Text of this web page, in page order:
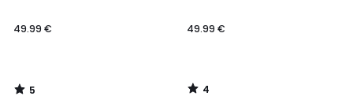
€.
49.99 €
5
49.99 €
4